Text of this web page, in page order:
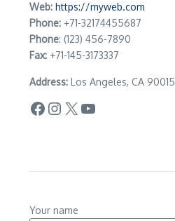
Web: https://myweb.com
Phone: +71-32174455687
Phone: (123) 456-7890
Fax: +71-145-3173337
Address: Los Angeles, CA 90015
Facebook
Instagram
X YouTube
Your name